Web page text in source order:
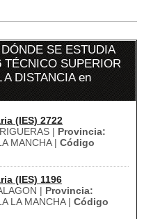
SE ESTUDIA
TÉCNICO SUPERIOR
DISTANCIA en
(IES) 2722
| Provincia:
MANCHA | Código
(IES) 1196
| Provincia:
LA MANCHA | Código